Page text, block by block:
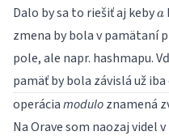
Dalo by sa to riešiť aj kebya
a
zmena by bola v pamätaní
pole, ale napr. hashmapu.
pamäť by bola závislá už
operáciamoduloznamená
Na Orave som naozaj videl